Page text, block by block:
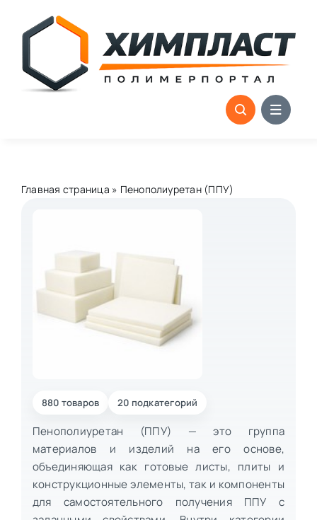
content
Главная страница » Пенополиуретан (ППУ)
880 товаров 20 подкатегорий
Пенополиуретан (ППУ) — это группа
материалов и изделий на его основе,
объединяющая как готовые листы, плиты и
конструкционные элементы, так и компоненты
для самостоятельного получения ППУ с